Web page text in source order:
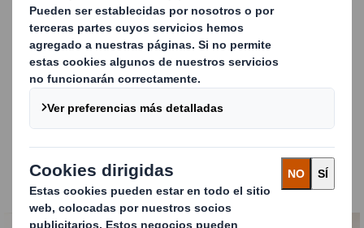
Abordar los temas y riesgos complejos
de expertos en sostenibilidad, legislación y cadena
de suministro .
Comprender cómo el packaging y los materiales
estrategia de tu empresa, cumplir objetivos y
obtener resultados .
Carousel. Use previous and next buttons to move